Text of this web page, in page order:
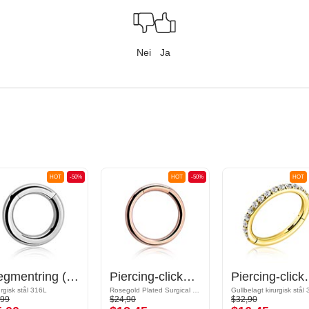
Nei Ja
-50%
HOT
Segmentring (kirurgisk stål, sølv, skinnende finish)
stål 316L
-50%
HOT
Piercing-clicker (kirurgisk stål, rosegull, skinnende finish)
$24,90
HOT
Piercing-
$32,90